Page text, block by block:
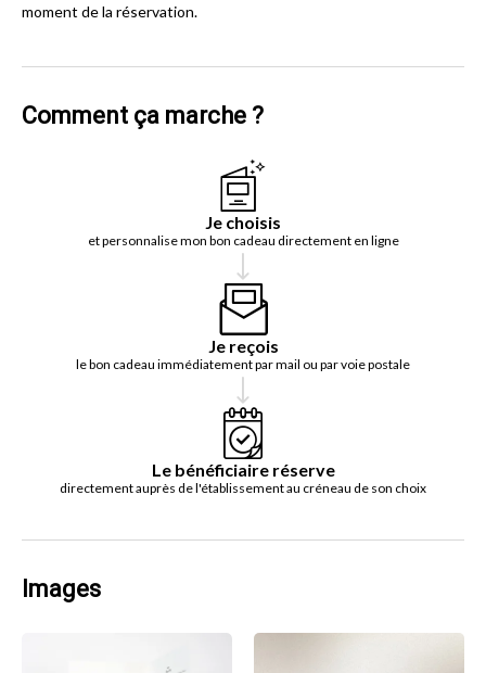
moment de la réservation.
Comment ça marche ?
Je choisis
et personnalise mon bon cadeau directement en ligne
Je reçois
le bon cadeau immédiatement par mail ou par voie postale
Le bénéficiaire réserve
directement auprès de l'établissement au créneau de son choix
Images